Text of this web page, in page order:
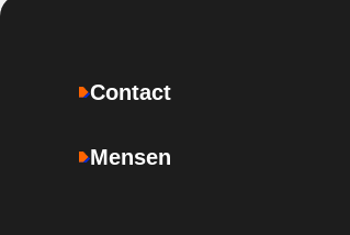
Contact
Mensen